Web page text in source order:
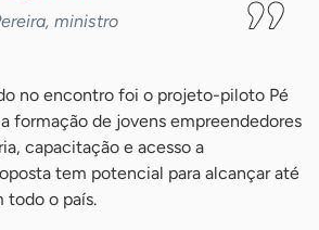
ministro
no encontro foi o projeto-piloto Pé
formação de jovens empreendedores
capacitação e acesso a
tem potencial para alcançar até
todo o país.